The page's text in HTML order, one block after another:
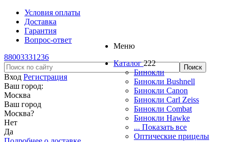
Условия оплаты
Доставка
Гарантия
Вопрос-ответ
88003331236
Вход Регистрация
Ваш город:
Москва
Ваш город
Москва?
Нет
Да
Меню
Каталог 222
Бинокли
Бинокли Bushnell
Бинокли Canon
Бинокли Carl Zeiss
Бинокли Combat
Бинокли Hawke
... Показать все
Оптические прицелы